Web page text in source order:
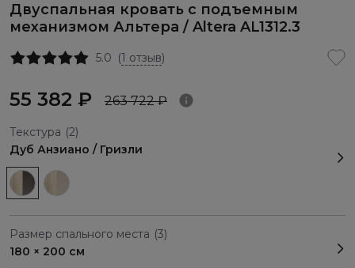
Двуспальная кровать с подъемным
механизмом Альтера / Altera AL1312.3
5.0 (1 отзыв)
55 382 ₽ 263 722 ₽
Текстура (2)
Дуб Анзиано / Гризли
Размер спального места (3)
180 × 200 см